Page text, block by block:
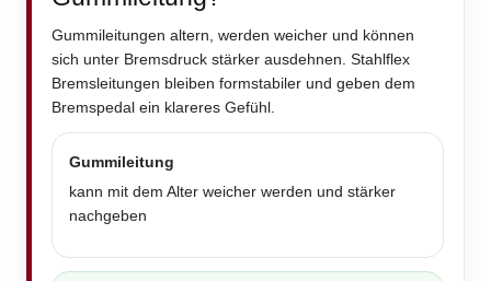
Gummileitungen altern, werden weicher und können
sich unter Bremsdruck stärker ausdehnen. Stahlflex
Bremsleitungen bleiben formstabiler und geben dem
Bremspedal ein klareres Gefühl.
Gummileitung
kann mit dem Alter weicher werden und stärker
nachgeben